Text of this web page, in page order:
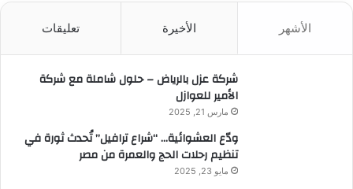
الأشهر الأخيرة تعليقات
شركة عزل بالرياض – حلول شاملة مع شركة
الأمير للعوازل
مارس 21, 2025
ودّع العشوائية… “شراع ترافيل” تُحدث ثورة في
تنظيم رحلات الحج والعمرة من مصر
مايو 23, 2025